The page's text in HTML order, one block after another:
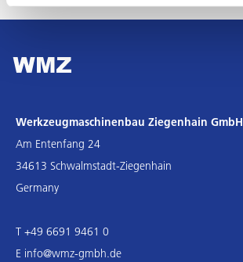
Werkzeugmaschinenbau Ziegenhain GmbH
Am Entenfang 24
34613 Schwalmstadt-Ziegenhain
Germany
T +49 6691 9461 0
E info@wmz-gmbh.de